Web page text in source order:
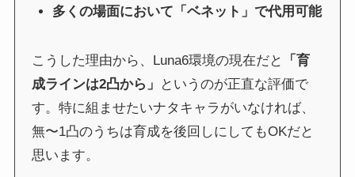
多くの場面において「ベネット」で代用可能
こうした理由から、Luna6環境の現在だと
「育
成ラインは2凸から」
というのが正直な評価で
す。特に組ませたいナタキャラがいなければ、
無〜1凸のうちは育成を後回しにしてもOKだと
思います。